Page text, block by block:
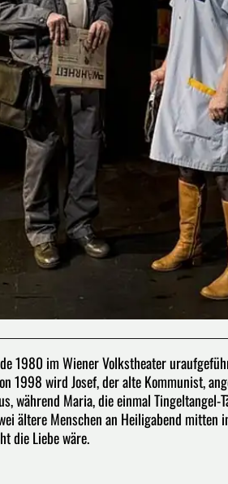
1980 im Wiener Volkstheater
1998 wird Josef, der alte Kommunist,
während Maria, die einmal
ältere Menschen an Heiligabend mitten
die Liebe wäre.